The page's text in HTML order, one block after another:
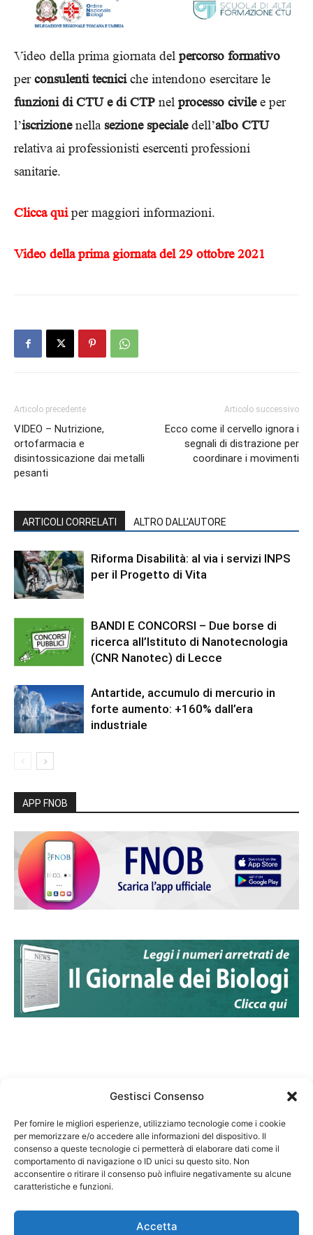
Gestisci Consenso
Per fornire le migliori esperienze, utilizziamo tecnologie come i cookie
per memorizzare e/o accedere alle informazioni del dispositivo. Il
consenso a queste tecnologie ci permetterà di elaborare dati come il
comportamento di navigazione o ID unici su questo sito. Non
acconsentire o ritirare il consenso può influire negativamente su alcune
caratteristiche e funzioni.
Accetta
Video della prima giornata del percorso formativo
perconsulenti tecniciche intendono esercitare le
funzioni di CTU e di CTP nel processo civilee per
l’iscrizionenella sezione specialedell’albo CTU
relativa ai professionisti esercenti professioni
sanitarie.
Clicca quiper maggiori informazioni.
Video della prima giornata del 29 ottobre 2021
Articolo precedente
VIDEO – Nutrizione,
ortofarmacia e
disintossicazione dai metalli
pesanti
Articolo successivo
Ecco come il cervello ignora i
segnali di distrazione per
coordinare i movimenti
ARTICOLI CORRELATI ALTRO DALL'AUTORE
Riforma Disabilità: al via i servizi INPS
per il Progetto di Vita
BANDI E CONCORSI – Due borse di
ricerca all’Istituto di Nanotecnologia
(CNR Nanotec) di Lecce
Antartide, accumulo di mercurio in
forte aumento: +160% dall’era
industriale
APP FNOB
Federazione Nazionale Degli Ordini dei Biologi:
codice fiscale 80069130583
Responsabile sito internet www.fnob.it: